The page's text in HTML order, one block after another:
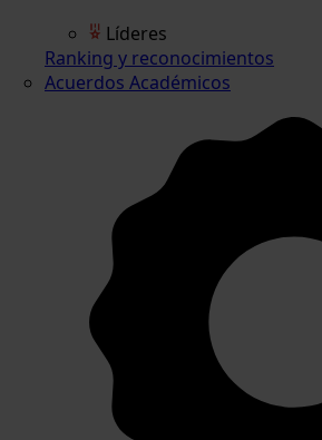
Líderes
Ranking y reconocimientos
Acuerdos Académicos